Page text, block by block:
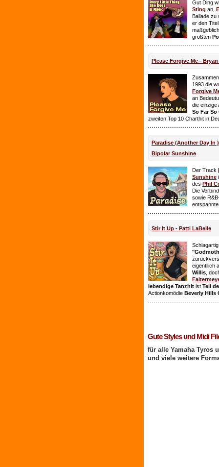
Gut Ding
Sting an,
Ballade zu
er den
größten
Please Forgive Me -
1993 die
Forgive
an
die einzige
So Far So
zweiten Top 10 Charthit in
Paradise (Another Day In
Bipolar Sunshine
Der Track
Sunshine
des Phil
Die
sowie
Stir It Up - Patti LaBelle
eigentllich
Willis ,
lebendige Tanzhit ist Teil
Actionkomödie Beverly Hills
Gute Styles und Midi
für alle Yamaha Tyros
und viele weitere